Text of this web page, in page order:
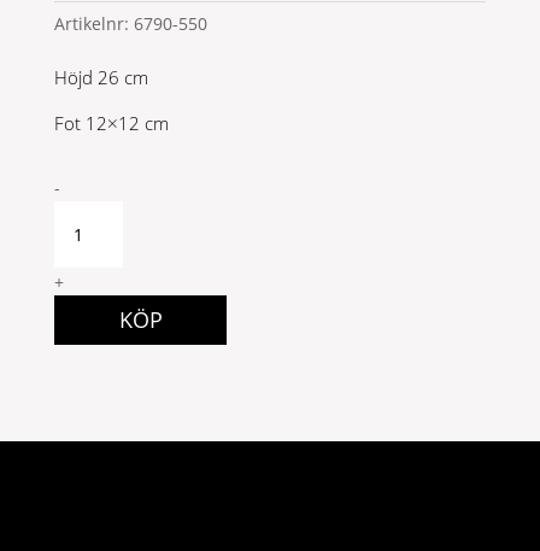
Artikelnr: 6790-550
Höjd 26 cm
Fot 12×12 cm
Westminister
quantity
-
+
KÖP